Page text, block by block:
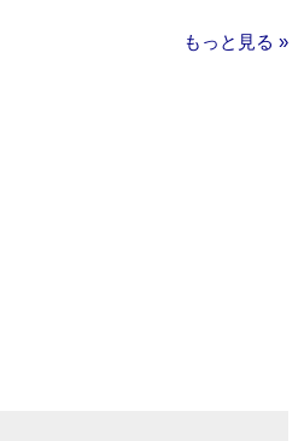
もっと見る »